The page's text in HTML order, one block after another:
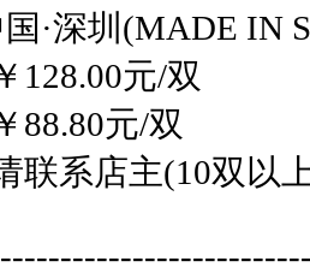
国·深圳(MADE IN
128.00元/双
88.80元/双
联系店主(10双以